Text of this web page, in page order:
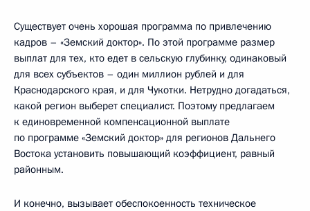
Существует очень хорошая программа по привлечению
кадров – «Земский доктор». По этой программе размер
выплат для тех, кто едет в сельскую глубинку, одинаковый
для всех субъектов – один миллион рублей и для
Краснодарского края, и для Чукотки. Нетрудно догадаться,
какой регион выберет специалист. Поэтому предлагаем
к единовременной компенсационной выплате
по программе «Земский доктор» для регионов Дальнего
Востока установить повышающий коэффициент, равный
районным.
И конечно, вызывает обеспокоенность техническое